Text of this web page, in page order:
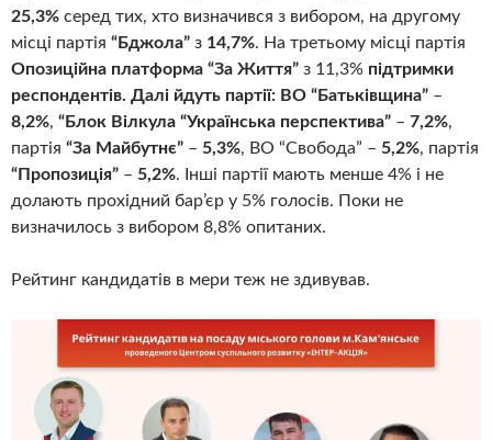
25,3% серед тих, хто визначився з вибором, на другому
місці партія “Бджола” з 14,7%. На третьому місці партія
Опозиційна платформа “За Життя” з 11,3% підтримки
респондентів. Далі йдуть партії: ВО “Батьківщина” –
8,2%, “Блок Вілкула “Українська перспектива” – 7,2%,
партія “За Майбутнє” – 5,3%, ВО “Свобода” – 5,2%, партія
“Пропозиція” – 5,2%. Інші партії мають менше 4% і не
долають прохідний бар’єр у 5% голосів. Поки не
визначилось з вибором 8,8% опитаних.
Рейтинг кандидатів в мери теж не здивував.